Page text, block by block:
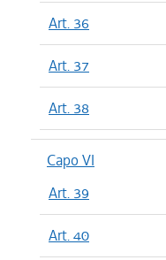
Art. 36
Art. 37
Art. 38
Capo VI
Art. 39
Art. 40